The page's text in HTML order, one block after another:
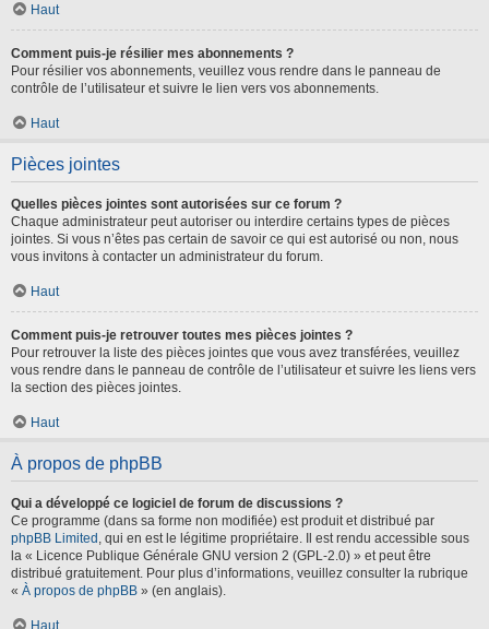
Haut
Comment puis-je résilier mes abonnements ?
Pour résilier vos abonnements, veuillez vous rendre dans le panneau de
contrôle de l’utilisateur et suivre le lien vers vos abonnements.
Haut
Pièces jointes
Quelles pièces jointes sont autorisées sur ce forum ?
Chaque administrateur peut autoriser ou interdire certains types de pièces
jointes. Si vous n’êtes pas certain de savoir ce qui est autorisé ou non, nous
vous invitons à contacter un administrateur du forum.
Haut
Comment puis-je retrouver toutes mes pièces jointes ?
Pour retrouver la liste des pièces jointes que vous avez transférées, veuillez
vous rendre dans le panneau de contrôle de l’utilisateur et suivre les liens vers
la section des pièces jointes.
Haut
À propos de phpBB
Qui a développé ce logiciel de forum de discussions ?
Ce programme (dans sa forme non modifiée) est produit et distribué par
phpBB Limited , qui en est le légitime propriétaire. Il est rendu accessible sous
la « Licence Publique Générale GNU version 2 (GPL-2.0) » et peut être
distribué gratuitement. Pour plus d’informations, veuillez consulter la rubrique
« À propos de phpBB » (en anglais).
Haut